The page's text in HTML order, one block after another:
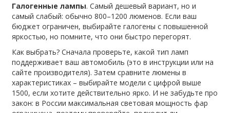
Галогенные лампы. Самый дешевый вариант, но и
самый слабый: обычно 800–1200 люменов. Если ваш
бюджет ограничен, выбирайте галогены с повышенной
яркостью, но помните, что они быстро перегорят.
Как выбрать? Сначала проверьте, какой тип ламп
поддерживает ваш автомобиль (это в инструкции или на
сайте производителя). Затем сравните люмены в
характеристиках – выбирайте модели с цифрой выше
1500, если хотите действительно ярко. И не забудьте про
закон: в России максимальная световая мощность фар